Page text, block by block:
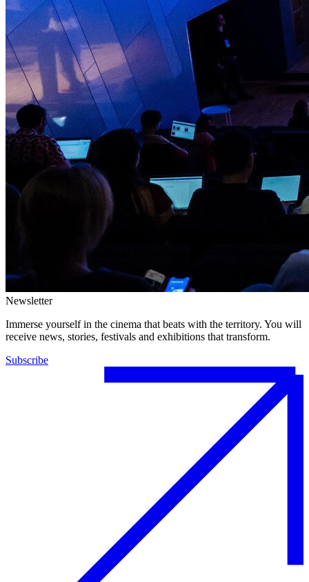
Newsletter
Immerse yourself in the cinema that beats with the territory. You will
receive news, stories, festivals and exhibitions that transform.
Subscribe